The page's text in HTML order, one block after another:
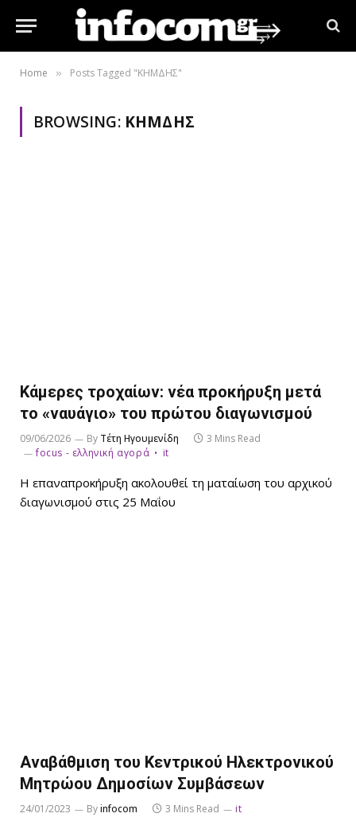
Home » Posts Tagged "ΚΗΜΔΗΣ"
BROWSING: ΚΗΜΔΗΣ
Κάμερες τροχαίων: νέα προκήρυξη μετά
το «ναυάγιο» του πρώτου διαγωνισμού
09/06/2026 By Τέτη Ηγουμενίδη
3 Mins Read
focus - ελληνική αγορά
it
Η επαναπροκήρυξη ακολουθεί τη ματαίωση του αρχικού
διαγωνισμού στις 25 Μαΐου
Αναβάθμιση του Κεντρικού Ηλεκτρονικού
Μητρώου Δημοσίων Συμβάσεων
24/01/2023 Byinfocom 3 Mins Read it